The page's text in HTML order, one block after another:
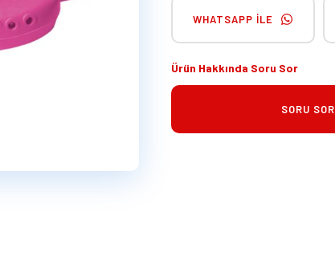
WHATSAPP İLE
Ürün Hakkında Soru Sor
SORU SOR